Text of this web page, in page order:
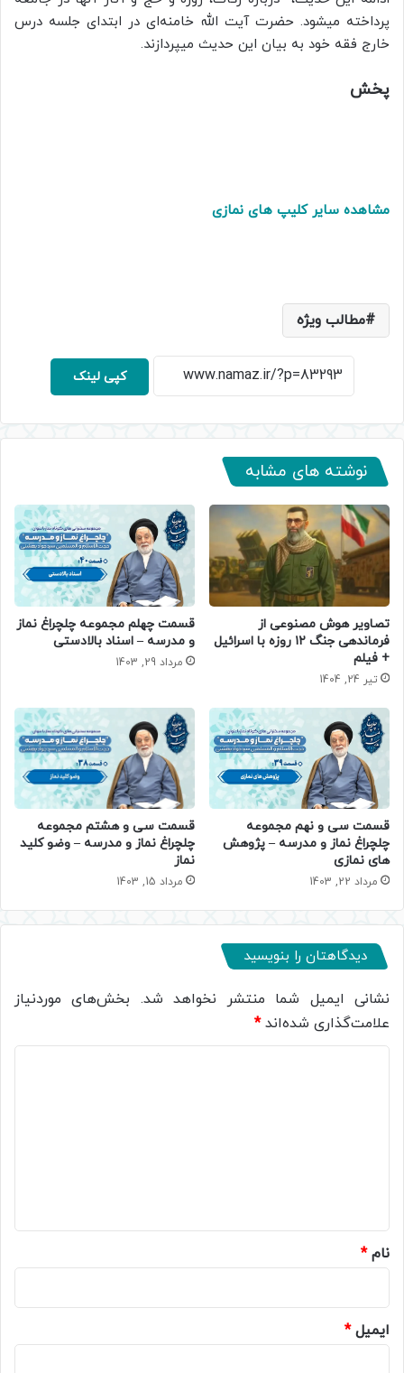
پرداخته میشود. حضرت آیت‌ الله خامنه‌ای در ابتدای جلسه درس
خارج فقه خود به بیان این حدیث میپردازند.
پخش
مشاهده سایر کلیپ های نمازی
مطالب ویژه
کپی لینک
نوشته های مشابه
تصاویر هوش مصنوعی از
فرماندهی جنگ ۱۲ روزه با اسرائیل
+ فیلم
تیر 24, 1404
قسمت چهلم مجموعه چلچراغ نماز
و مدرسه – اسناد بالادستی
مرداد 29, 1403
قسمت سی و نهم مجموعه
چلچراغ نماز و مدرسه – پژوهش
های نمازی
مرداد 22, 1403
قسمت سی و هشتم مجموعه
چلچراغ نماز و مدرسه – وضو کلید
نماز
مرداد 15, 1403
دیدگاهتان را بنویسید
نشانی ایمیل شما منتشر نخواهد شد. بخش‌های موردنیاز
علامت‌گذاری شده‌اند*
نام*
ایمیل*